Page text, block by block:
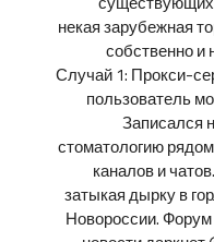
некая зарубежная
собственно и
Случай 1: Прокси-
пользователь
Записался
стоматологию
каналов и
затыкая дырку в
Новороссии.